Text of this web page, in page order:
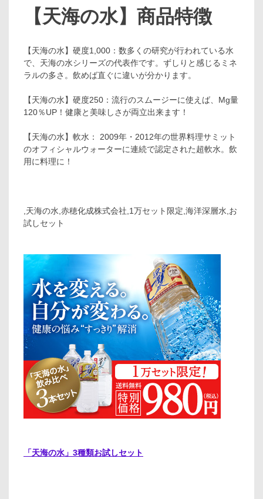
【天海の水】商品特徴
【天海の水】硬度1,000：数多くの研究が行われている水
で、天海の水シリーズの代表作です。ずしりと感じるミネ
ラルの多さ。飲めば直ぐに違いが分かります。
【天海の水】硬度250：流行のスムージーに使えば、Mg量
120％UP！健康と美味しさが両立出来ます！
【天海の水】軟水： 2009年・2012年の世界料理サミット
のオフィシャルウォーターに連続で認定された超軟水。飲
用に料理に！
,天海の水,赤穂化成株式会社,1万セット限定,海洋深層水,お
試しセット
「天海の水」3種類お試しセット